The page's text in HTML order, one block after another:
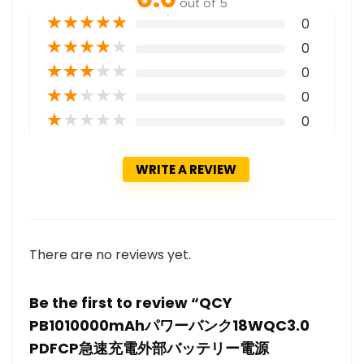
★★★★★ 0
★★★★★ 0
★★★★★ 0
★★★★★ 0
★★★★★ 0
WRITE A REVIEW
There are no reviews yet.
Be the first to review “QCY
PB1010000mAhパワーバンク18WQC3.0
PDFCP急速充電外部バッテリー電源